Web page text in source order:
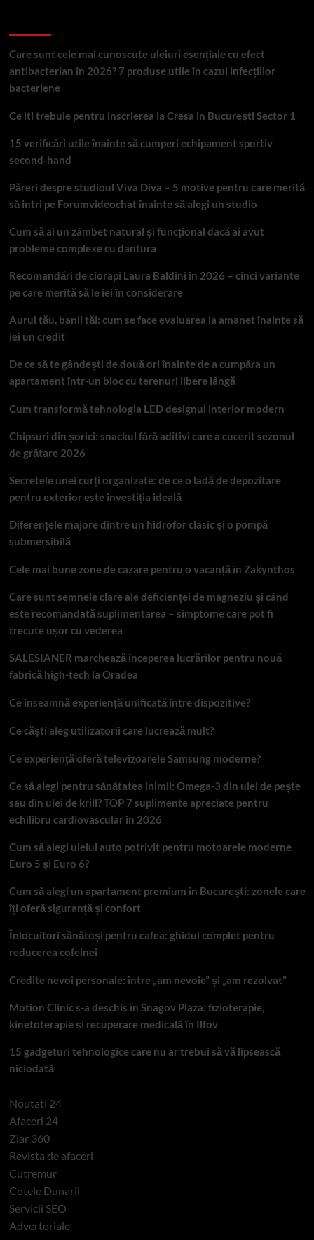
Care sunt cele mai cunoscute uleiuri esențiale cu efect
antibacterian în 2026? 7 produse utile în cazul infecțiilor
bacteriene
Ce iti trebuie pentru inscrierea la Cresa in București Sector 1
15 verificări utile înainte să cumperi echipament sportiv
second-hand
Păreri despre studioul Viva Diva – 5 motive pentru care merită
să intri pe Forumvideochat înainte să alegi un studio
Cum să ai un zâmbet natural și funcțional dacă ai avut
probleme complexe cu dantura
Recomandări de ciorapi Laura Baldini în 2026 – cinci variante
pe care merită să le iei în considerare
Aurul tău, banii tăi: cum se face evaluarea la amanet înainte să
iei un credit
De ce să te gândești de două ori înainte de a cumpăra un
apartament într-un bloc cu terenuri libere lângă
Cum transformă tehnologia LED designul interior modern
Chipsuri din șorici: snackul fără aditivi care a cucerit sezonul
de grătare 2026
Secretele unei curți organizate: de ce o ladă de depozitare
pentru exterior este investiția ideală
Diferențele majore dintre un hidrofor clasic și o pompă
submersibilă
Cele mai bune zone de cazare pentru o vacanță în Zakynthos
Care sunt semnele clare ale deficienței de magneziu și când
este recomandată suplimentarea – simptome care pot fi
trecute ușor cu vederea
SALESIANER marchează începerea lucrărilor pentru nouă
fabrică high-tech la Oradea
Ce înseamnă experiență unificată între dispozitive?
Ce căști aleg utilizatorii care lucrează mult?
Ce experiență oferă televizoarele Samsung moderne?
Ce să alegi pentru sănătatea inimii: Omega-3 din ulei de pește
sau din ulei de krill? TOP 7 suplimente apreciate pentru
echilibru cardiovascular în 2026
Cum să alegi uleiul auto potrivit pentru motoarele moderne
Euro 5 și Euro 6?
Cum să alegi un apartament premium în București: zonele care
îți oferă siguranță și confort
Înlocuitori sănătoși pentru cafea: ghidul complet pentru
reducerea cofeinei
Credite nevoi personale: între „am nevoie” și „am rezolvat”
Motion Clinic s-a deschis în Snagov Plaza: fizioterapie,
kinetoterapie și recuperare medicală în Ilfov
15 gadgeturi tehnologice care nu ar trebui să vă lipsească
niciodată
Noutati 24
Afaceri 24
Ziar 360
Revista de afaceri
Cutremur
Cotele Dunarii
Servicii SEO
Advertoriale